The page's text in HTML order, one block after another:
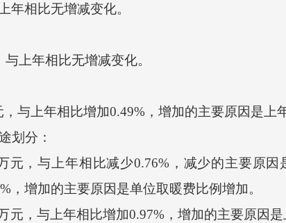
相比无增减变化。
上年相比无增减变化。
上年相比增加0.49%，增加的主要原因是上
划分：
，与上年相比减少0.76%，减少的主要原因
，增加的主要原因是单位取暖费比例增加。
，与上年相比增加0.97%，增加的主要原因